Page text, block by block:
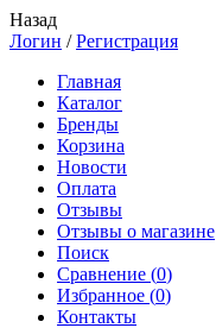
Назад
Логин /Регистрация
Главная
Каталог
Бренды
Корзина
Новости
Оплата
Отзывы
Отзывы о магазине
Поиск
Сравнение (0)
Избранное (0)
Контакты